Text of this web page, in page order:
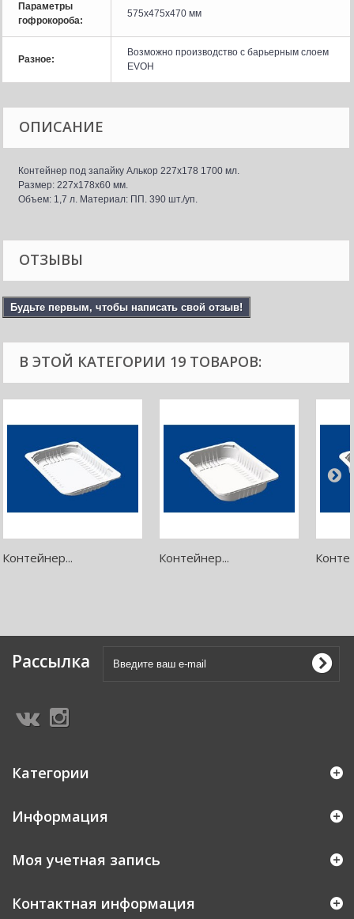
Параметры
гофрокороба:
575x475x470 мм
Разное:
Возможно производство с барьерным слоем
EVOH
ОПИСАНИЕ
Контейнер под запайку Алькор 227x178 1700 мл.
Размер: 227x178x60 мм.
Объем: 1,7 л. Материал: ПП. 390 шт./уп.
ОТЗЫВЫ
Будьте первым, чтобы написать свой отзыв!
В ЭТОЙ КАТЕГОРИИ 19 ТОВАРОВ:
Контейнер... Контейнер...
Рассылка
Категории
Информация
Моя учетная запись
Контактная информация